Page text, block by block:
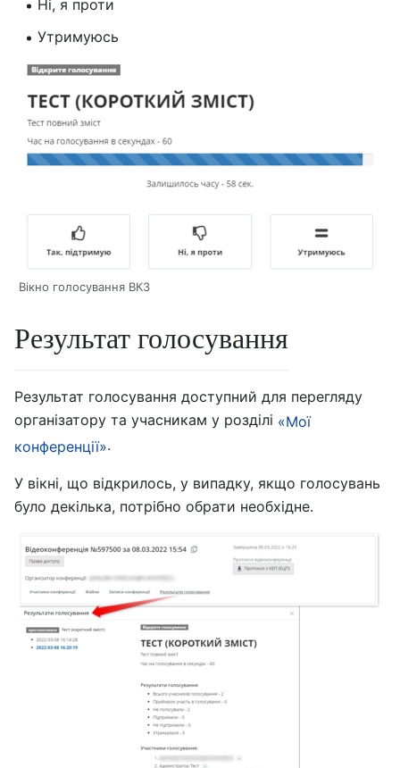
Ні, я проти
Утримуюсь
Вікно голосування ВКЗ
Результат голосування
Результат голосування доступний для перегляду
організатору та учасникам у розділі «Мої
конференції».
У вікні, що відкрилось, у випадку, якщо голосувань
було декілька, потрібно обрати необхідне.